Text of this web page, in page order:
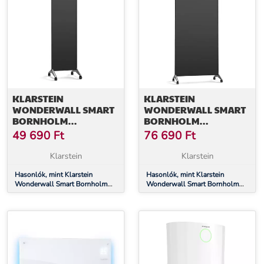
KLARSTEIN
WONDERWALL SMART
BORNHOLM
INFRAVÖRÖS
HŐSUGÁRZÓ, 400 W,
INTELLIGENS VEZÉRLÉS,
KIJELZŐ
49 690 Ft
Klarstein
Hasonlók, mint Klarstein
Wonderwall Smart Bornholm
infravörös hősugárzó, 400 W,
szerelés, LED-Kijelző
KLARSTEIN
WONDERWALL SMART
BORNHOLM
INFRAVÖRÖS
HŐSUGÁRZÓ, 1200 W,
INTELLIGENS VEZÉRLÉS,
KIJELZŐ
76 690 Ft
Klarstein
Hasonlók, mint Klarstein
Wonderwall Smart Bornholm
infravörös hősugárzó, 1200 W,
szerelés, LED-Kijelző